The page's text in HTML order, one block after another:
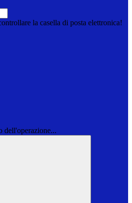
la casella di posta elettronica!
dell'operazione...